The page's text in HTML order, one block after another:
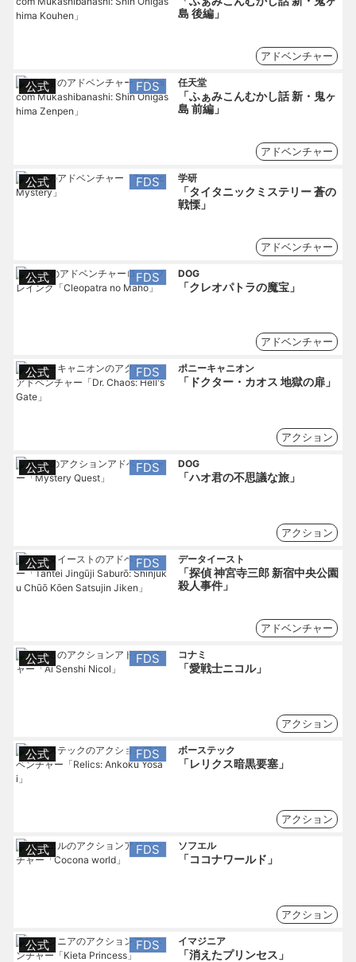
島 後編」
アドベンチャー
公式 FDS 任天堂
「ふぁみこんむかし話 新・鬼ヶ
島 前編」
アドベンチャー
公式 FDS 学研
「タイタニックミステリー 蒼の
戦慄」
アドベンチャー
公式 FDS DOG
「クレオパトラの魔宝」
アドベンチャー
公式 FDS ポニーキャニオン
「ドクター・カオス 地獄の扉」
アクション
公式 FDS DOG
「ハオ君の不思議な旅」
アクション
公式 FDS データイースト
「探偵 神宮寺三郎 新宿中央公園
殺人事件」
アドベンチャー
公式 FDS コナミ
「愛戦士ニコル」
アクション
公式 FDS ボーステック
「レリクス暗黒要塞」
アクション
公式 FDS ソフエル
「ココナワールド」
アクション
公式 FDS イマジニア
「消えたプリンセス」